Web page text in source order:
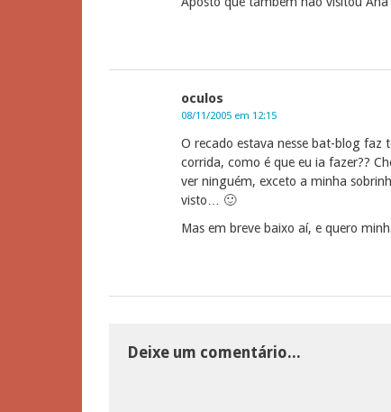
oculos
08/11/2005 em 12:15
O recado estava nesse bat-blog
corrida, como é que eu ia fazer??
ver ninguém, exceto a minha
visto… 🙂
Mas em breve baixo aí, e quero
Deixe um comentário...